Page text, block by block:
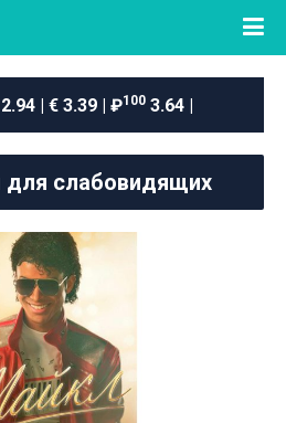
| € 3.39 | ₽100 3.64 |
для слабовидящих